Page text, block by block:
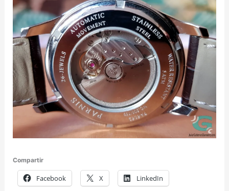
Compartir
Facebook X LinkedIn